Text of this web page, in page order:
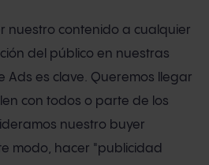
nuestro contenido a cualquier
del público en nuestras
Ads es clave. Queremos llegar
con todos o parte de los
nuestro buyer
modo, hacer "publicidad